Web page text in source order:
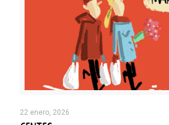
22 enero, 2026